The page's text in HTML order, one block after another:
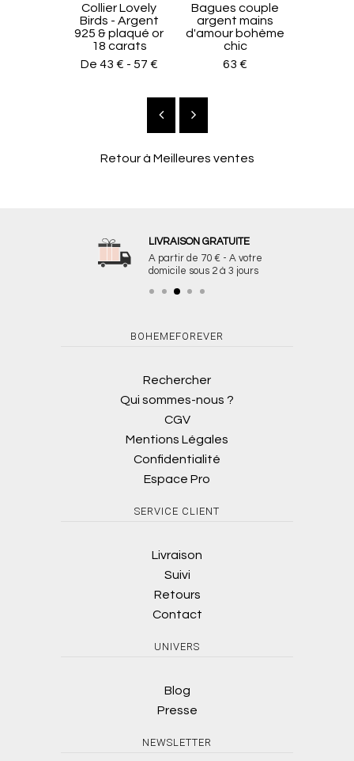
Collier Lovely
Birds - Argent
925 & plaqué or
18 carats
De 43 € - 57 €
Bagues couple
argent mains
d'amour bohème
chic
63 €
Retour à Meilleures ventes
LIVRAISON GRATUITE
A partir de 70 € - A votre
domicile sous 2 à 3 jours
BOHEMEFOREVER
Rechercher
Qui sommes-nous ?
CGV
Mentions Légales
Confidentialité
Espace Pro
SERVICE CLIENT
Livraison
Suivi
Retours
Contact
UNIVERS
Blog
Presse
NEWSLETTER